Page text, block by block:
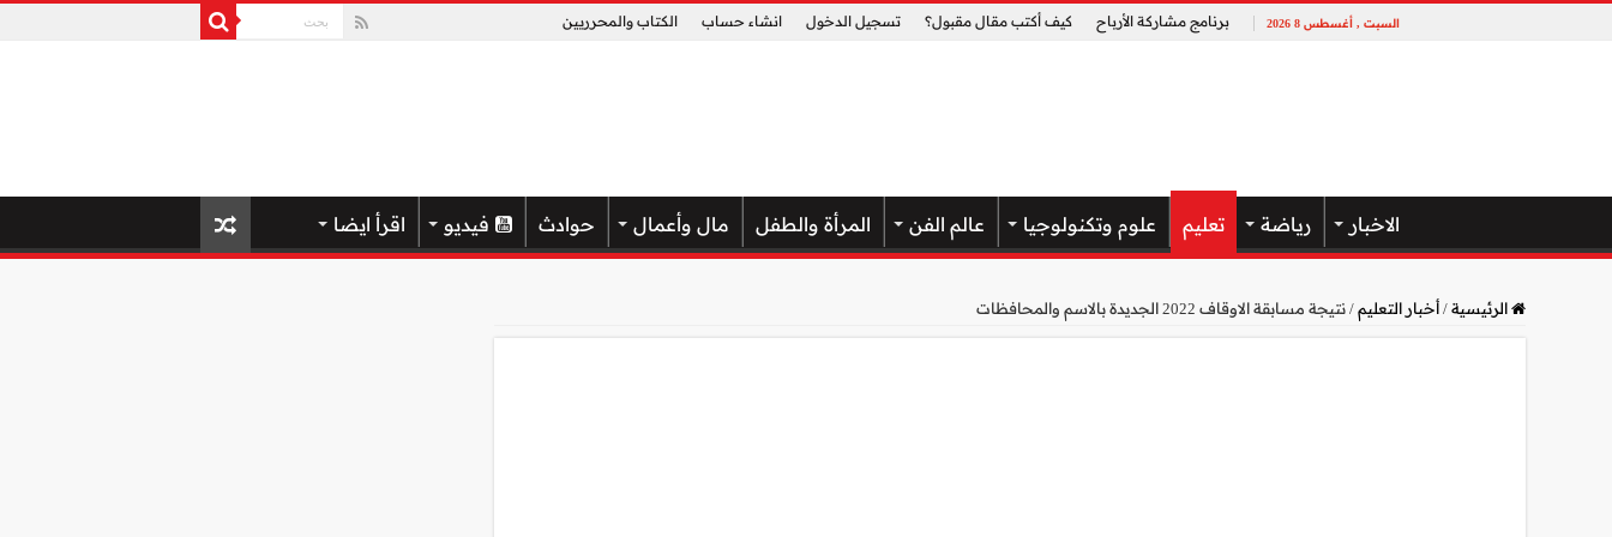
السبت , أغسطس 8 2026 برنامج مشاركة الأرباح كيف أكتب مقال مقبول؟ تسجيل الدخول انشاء حساب الكتاب والمحرريين
الاخبار رياضة تعليم علوم وتكنولوجيا عالم الفن المرأة والطفل مال وأعمال حوادث فيديو اقرأ ايضا
الرئيسية/أخبار التعليم/نتيجة مسابقة الاوقاف 2022 الجديدة بالاسم والمحافظات